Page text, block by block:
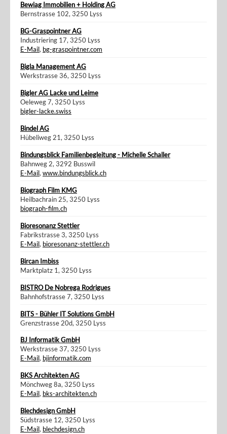
Bewiag Immobilien + Holding AG
Bernstrasse 102, 3250 Lyss
BG-Graspointner AG
Industriering 17, 3250 Lyss
E-Mail, bg-graspointner.com
Bigla Management AG
Werkstrasse 36, 3250 Lyss
Bigler AG Lacke und Leime
Oeleweg 7, 3250 Lyss
bigler-lacke.swiss
Bindel AG
Hübeliweg 21, 3250 Lyss
Bindungsblick Familienbegleitung - Michelle Schaller
Bahnweg 2, 3292 Busswil
E-Mail, www.bindungsblick.ch
Biograph Film KMG
Heilbachrain 25, 3250 Lyss
biograph-film.ch
Bioresonanz Stettler
Fabrikstrasse 3, 3250 Lyss
E-Mail, bioresonanz-stettler.ch
Bircan Imbiss
Marktplatz 1, 3250 Lyss
BISTRO De Nobrega Rodrigues
Bahnhofstrasse 7, 3250 Lyss
BITS - Bühler IT Solutions GmbH
Grenzstrasse 20d, 3250 Lyss
BJ Informatik GmbH
Werkstrasse 37, 3250 Lyss
E-Mail, bjinformatik.com
BKS Architekten AG
Mönchweg 8a, 3250 Lyss
E-Mail, bks-architekten.ch
Blechdesign GmbH
Südstrasse 12, 3250 Lyss
E-Mail, blechdesign.ch